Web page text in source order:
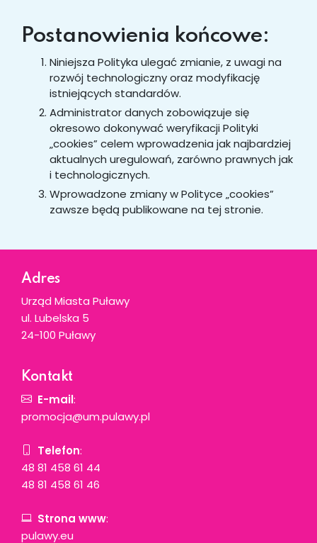
Postanowienia końcowe:
Niniejsza Polityka ulegać zmianie, z uwagi na
rozwój technologiczny oraz modyfikację
istniejących standardów.
Administrator danych zobowiązuje się
okresowo dokonywać weryfikacji Polityki
„cookies” celem wprowadzenia jak najbardziej
aktualnych uregulowań, zarówno prawnych jak
i technologicznych.
Wprowadzone zmiany w Polityce „cookies”
zawsze będą publikowane na tej stronie.
Adres
Urząd Miasta Puławy
ul. Lubelska 5
24-100 Puławy
Kontakt
E-mail:
promocja@um.pulawy.pl
Telefon:
48 81 458 61 44
48 81 458 61 46
Strona www:
pulawy.eu